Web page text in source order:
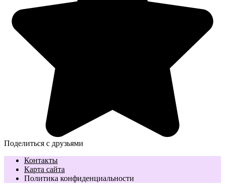
Поделиться с друзьями
Контакты
Карта сайта
Политика конфиденциальности